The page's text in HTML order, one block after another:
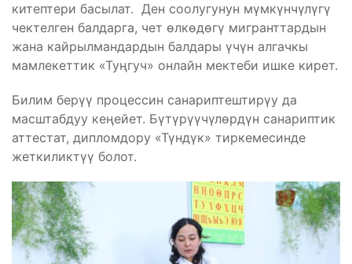
китептери басылат. Ден соолугунун мүмкүнчүлүгү
чектелген балдарга, чет өлкөдөгү мигранттардын
жана кайрылмандардын балдары үчүн алгачкы
мамлекеттик «Туңгуч» онлайн мектеби ишке кирет.
Билим берүү процессин санариптештирүу да
масштабдуу кеңейет. Бүтүрүүчүлөрдүн санариптик
аттестат, дипломдору «Түндүк» тиркемесинде
жеткиликтүү болот.